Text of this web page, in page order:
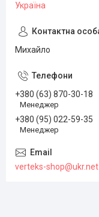
Україна
Михайло
+380 (63) 870-30-18
Менеджер
+380 (95) 022-59-35
Менеджер
verteks-shop@ukr.net